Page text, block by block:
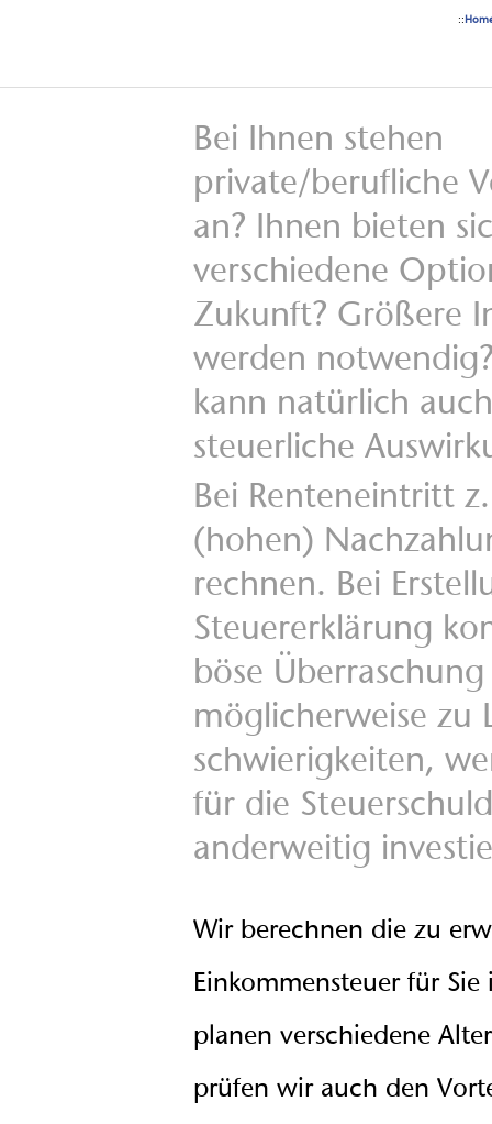
::
Bei Ihnen stehen
private/berufliche
an? Ihnen bieten
verschiedene
Zukunft? Größere
werden
kann natürlich
steuerliche
Bei Renteneintritt
(hohen)
rechnen. Bei
Steuererklärung
böse
möglicherweise zu
schwierigkeiten,
für die
anderweitig
Wir berechnen die zu
Einkommensteuer für
planen verschiedene
prüfen wir auch den